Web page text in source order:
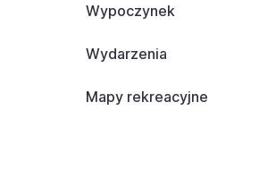
Wypoczynek
Wydarzenia
Mapy rekreacyjne